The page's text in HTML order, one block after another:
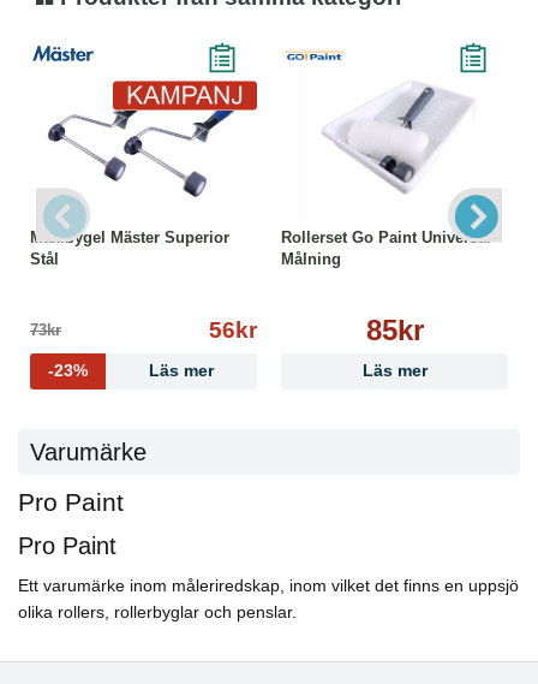
Maxibygel Mäster Superior
Stål
73kr 56kr
-23% Läs mer
Rollerset Go Paint Universal
Målning
85kr
Läs mer
Varumärke
Pro Paint
Pro Paint
Ett varumärke inom måleriredskap, inom vilket det finns en uppsjö
olika rollers, rollerbyglar och penslar.